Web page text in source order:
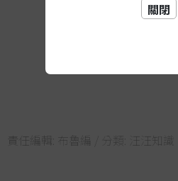
責任編輯: 布魯編 / 分類: 汪汪知識
關閉